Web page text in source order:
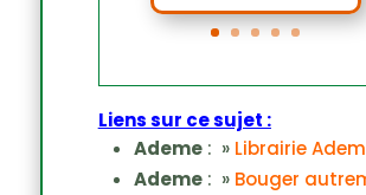
Liens sur ce sujet :
Ademe: » Librairie
Ademe: » Bouger